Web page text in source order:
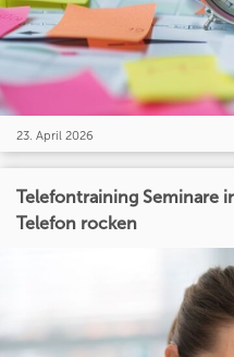
23. April 2026
Telefontraining Seminare
Telefon rocken